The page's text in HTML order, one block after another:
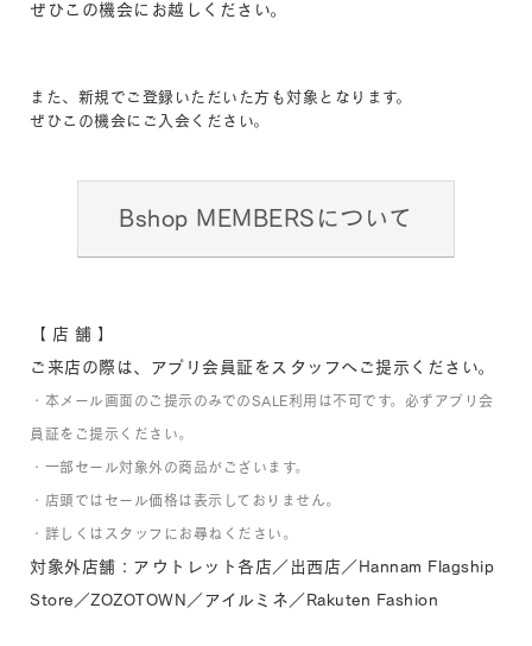
ぜひこの機会にお越しください。
また、新規でご登録いただいた方も対象となります。
ぜひこの機会にご入会ください。
Bshop MEMBERSについて
【 店 舗 】
ご来店の際は、アプリ会員証をスタッフへご提示ください。
・本メール画面のご提示のみでのSALE利用は不可です。必ずアプリ会
員証をご提示ください。
・一部セール対象外の商品がございます。
・店頭ではセール価格は表示しておりません。
・詳しくはスタッフにお尋ねください。
対象外店舗：アウトレット各店／出西店／Hannam Flagship
Store／ZOZOTOWN／アイルミネ／Rakuten Fashion